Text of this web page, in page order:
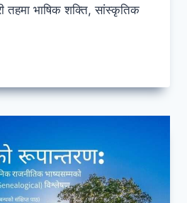
तहमा भाषिक शक्ति, सांस्कृतिक